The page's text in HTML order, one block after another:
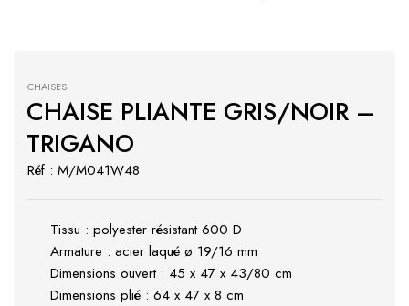
CHAISES
CHAISE PLIANTE GRIS/NOIR –
TRIGANO
Réf : M/M041W48
Tissu : polyester résistant 600 D
Armature : acier laqué ø 19/16 mm
Dimensions ouvert : 45 x 47 x 43/80 cm
Dimensions plié : 64 x 47 x 8 cm